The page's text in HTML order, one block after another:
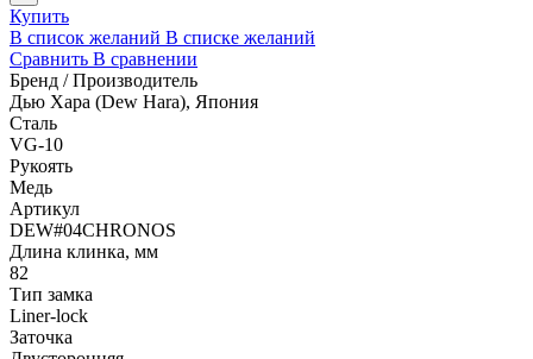
Купить
В список желаний В списке желаний
Сравнить В сравнении
Бренд / Производитель
Дью Хара (Dew Hara), Япония
Сталь
VG-10
Рукоять
Медь
Артикул
DEW#04CHRONOS
Длина клинка, мм
82
Тип замка
Liner-lock
Заточка